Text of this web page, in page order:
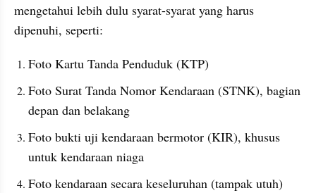
mengetahui lebih dulu syarat-syarat yang harus
dipenuhi, seperti:
Foto Kartu Tanda Penduduk (KTP)
Foto Surat Tanda Nomor Kendaraan (STNK), bagian
depan dan belakang
Foto bukti uji kendaraan bermotor (KIR), khusus
untuk kendaraan niaga
Foto kendaraan secara keseluruhan (tampak utuh)